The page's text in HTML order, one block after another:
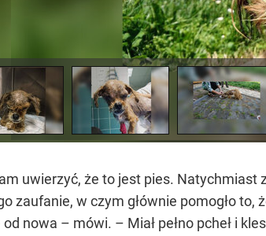
uwierzyć, że to jest pies.
zaufanie, w czym głównie pomogło
nowa – mówi. – Miał pełno pcheł i